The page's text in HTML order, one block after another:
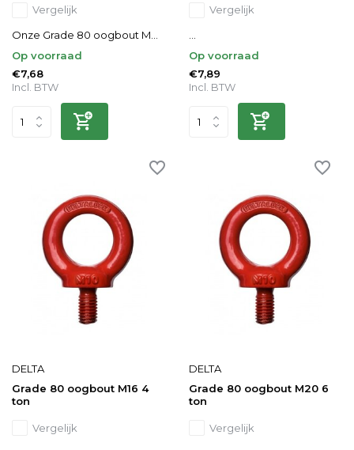
Vergelijk
Onze Grade 80 oogbout M...
Op voorraad
€7,68
Incl. BTW
Vergelijk
...
Op voorraad
€7,89
Incl. BTW
DELTA
Grade 80 oogbout M16 4
ton
Vergelijk
DELTA
Grade 80 oogbout M20 6
ton
Vergelijk